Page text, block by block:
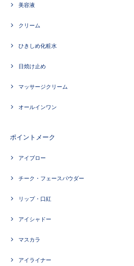
美容液
クリーム
ひきしめ化粧水
日焼け止め
マッサージクリーム
オールインワン
ポイントメーク
アイブロー
チーク・フェースパウダー
リップ・口紅
アイシャドー
マスカラ
アイライナー